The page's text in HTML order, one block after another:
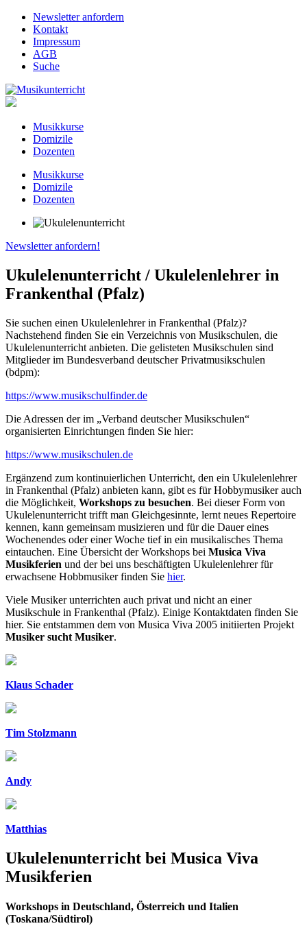
Newsletter anfordern
Kontakt
Impressum
AGB
Suche
Musikkurse
Domizile
Dozenten
Musikkurse
Domizile
Dozenten
Newsletter anfordern!
Ukulelenunterricht / Ukulelenlehrer in
Frankenthal (Pfalz)
Sie suchen einen Ukulelenlehrer in Frankenthal (Pfalz)?
Nachstehend finden Sie ein Verzeichnis von Musikschulen, die
Ukulelenunterricht anbieten. Die gelisteten Musikschulen sind
Mitglieder im Bundesverband deutscher Privatmusikschulen
(bdpm):
https://www.musikschulfinder.de
Die Adressen der im „Verband deutscher Musikschulen“
organisierten Einrichtungen finden Sie hier:
https://www.musikschulen.de
Ergänzend zum kontinuierlichen Unterricht, den ein Ukulelenlehrer
in Frankenthal (Pfalz) anbieten kann, gibt es für Hobbymusiker auch
die Möglichkeit, Workshops zu besuchen. Bei dieser Form von
Ukulelenunterricht trifft man Gleichgesinnte, lernt neues Repertoire
kennen, kann gemeinsam musizieren und für die Dauer eines
Wochenendes oder einer Woche tief in ein musikalisches Thema
eintauchen. Eine Übersicht der Workshops bei Musica Viva
Musikferien und der bei uns beschäftigten Ukulelenlehrer für
erwachsene Hobbmusiker finden Sie hier.
Viele Musiker unterrichten auch privat und nicht an einer
Musikschule in Frankenthal (Pfalz). Einige Kontaktdaten finden Sie
hier. Sie entstammen dem von Musica Viva 2005 initiierten Projekt
Musiker sucht Musiker.
Klaus Schader
Tim Stolzmann
Andy
Matthias
Ukulelenunterricht bei Musica Viva
Musikferien
Workshops in Deutschland, Österreich und Italien
(Toskana/Südtirol)